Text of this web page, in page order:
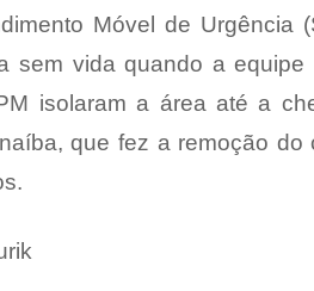
Móvel de Urgência
sem vida quando a
isolaram a área até a
que fez a remoção